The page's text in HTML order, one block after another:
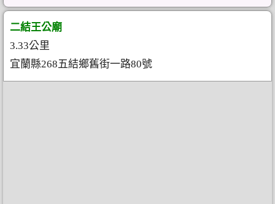
二結王公廟
3.33公里
宜蘭縣268五結鄉舊街一路80號